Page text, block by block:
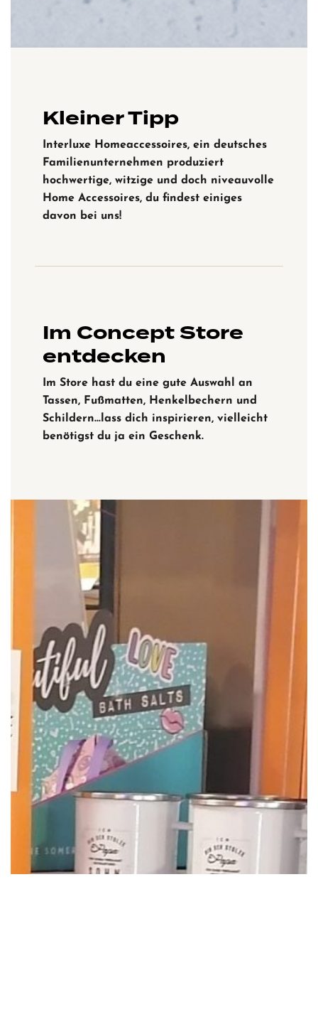
Kleiner Tipp
Interluxe Homeaccessoires, ein deutsches
Familienunternehmen produziert
hochwertige, witzige und doch niveauvolle
Home Accessoires, du findest einiges
davon bei uns!
Im Concept Store
entdecken
Im Store hast du eine gute Auswahl an
Tassen, Fußmatten, Henkelbechern und
Schildern…lass dich inspirieren, vielleicht
benötigst du ja ein Geschenk.